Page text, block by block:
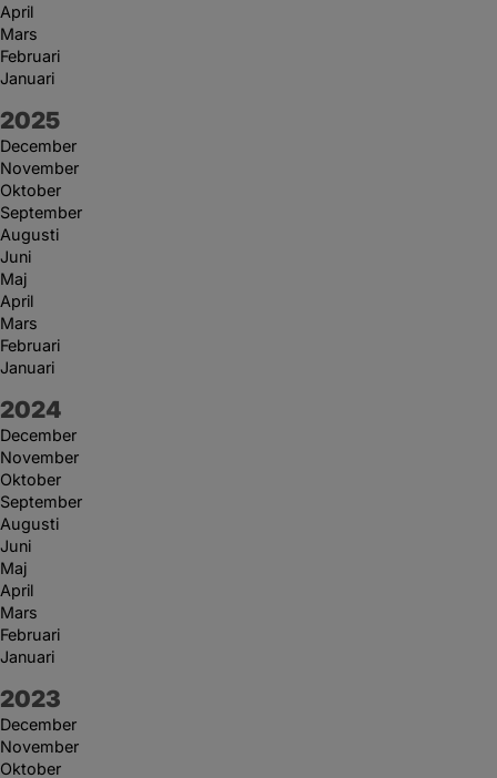
April
Mars
Februari
Januari
År:
2025
December
November
Oktober
September
Augusti
Juni
Maj
April
Mars
Februari
Januari
År:
2024
December
November
Oktober
September
Augusti
Juni
Maj
April
Mars
Februari
Januari
År:
2023
December
November
Oktober